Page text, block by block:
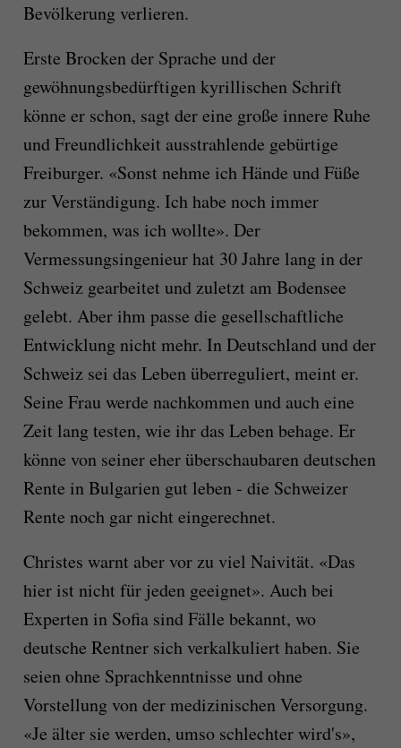
Bevölkerung verlieren.
Erste Brocken der Sprache und der
gewöhnungsbedürftigen kyrillischen Schrift
könne er schon, sagt der eine große innere Ruhe
und Freundlichkeit ausstrahlende gebürtige
Freiburger. «Sonst nehme ich Hände und Füße
zur Verständigung. Ich habe noch immer
bekommen, was ich wollte». Der
Vermessungsingenieur hat 30 Jahre lang in der
Schweiz gearbeitet und zuletzt am Bodensee
gelebt. Aber ihm passe die gesellschaftliche
Entwicklung nicht mehr. In Deutschland und der
Schweiz sei das Leben überreguliert, meint er.
Seine Frau werde nachkommen und auch eine
Zeit lang testen, wie ihr das Leben behage. Er
könne von seiner eher überschaubaren deutschen
Rente in Bulgarien gut leben - die Schweizer
Rente noch gar nicht eingerechnet.
Christes warnt aber vor zu viel Naivität. «Das
hier ist nicht für jeden geeignet». Auch bei
Experten in Sofia sind Fälle bekannt, wo
deutsche Rentner sich verkalkuliert haben. Sie
seien ohne Sprachkenntnisse und ohne
Vorstellung von der medizinischen Versorgung.
«Je älter sie werden, umso schlechter wird's»,